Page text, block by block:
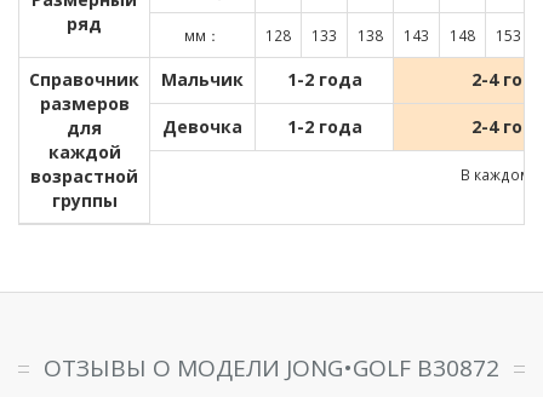
ряд
мм： 128 133 138 143 148 153
Справочник
размеров
для
каждой
возрастной
группы
Мальчик 1-2 года 2-4
Девочка 1-2 года 2-4
В каждом
ОТЗЫВЫ О МОДЕЛИ JONG•GOLF B30872